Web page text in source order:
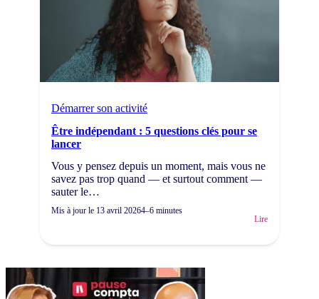
Démarrer son activité
Être indépendant : 5 questions clés pour se
lancer
Vous y pensez depuis un moment, mais vous ne
savez pas trop quand — et surtout comment —
sauter le…
Mis à jour le 13 avril 20264–6 minutes
Lire